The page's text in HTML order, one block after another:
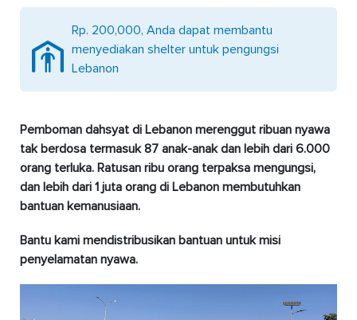
Rp. 200,000, Anda dapat membantu
menyediakan shelter untuk pengungsi
Lebanon
Pemboman dahsyat di Lebanon merenggut ribuan nyawa
tak berdosa termasuk 87 anak-anak dan lebih dari 6.000
orang terluka. Ratusan ribu orang terpaksa mengungsi,
dan lebih dari 1 juta orang di Lebanon membutuhkan
bantuan kemanusiaan.
Bantu kami mendistribusikan bantuan untuk misi
penyelamatan nyawa.